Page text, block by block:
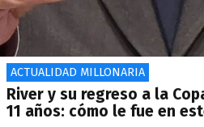
ACTUALIDAD MILLONARIA
River y su regreso a la
11 años: cómo le fue en